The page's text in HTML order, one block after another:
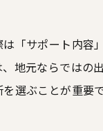
「サポート内容
地元ならでは
選ぶことが重要で